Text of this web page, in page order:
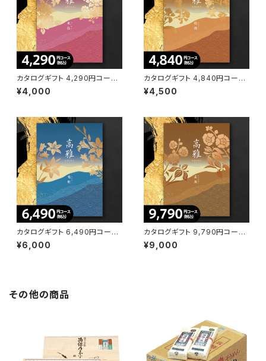
カタログギフト 4,290円コース
水仙（すいせん）CO【高雅】
¥4,000
カタログギフト 4,840円コース
桔梗（ききょう）CE【高雅】
¥4,500
カタログギフト 6,490円コース
竜胆（りんどう）EO【高雅】
¥6,000
カタログギフト 9,790円コース
立葵（たちあおい）HO【高雅】
¥9,000
その他の商品